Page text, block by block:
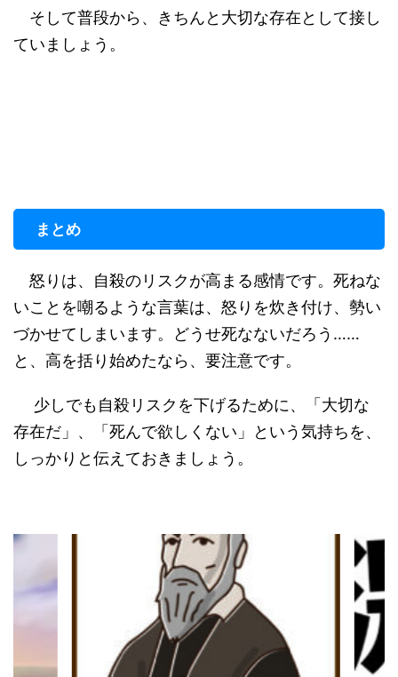
そして普段から、きちんと大切な存在として接し
ていましょう。
まとめ
怒りは、自殺のリスクが高まる感情です。死ねな
いことを嘲るような言葉は、怒りを炊き付け、勢い
づかせてしまいます。どうせ死なないだろう……
と、高を括り始めたなら、要注意です。
少しでも自殺リスクを下げるために、「大切な
存在だ」、「死んで欲しくない」という気持ちを、
しっかりと伝えておきましょう。